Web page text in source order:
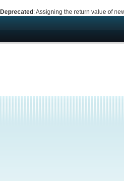
Deprecated : Assigning the return value of